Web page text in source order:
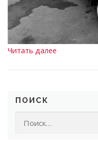
Читать далее
ПОИСК